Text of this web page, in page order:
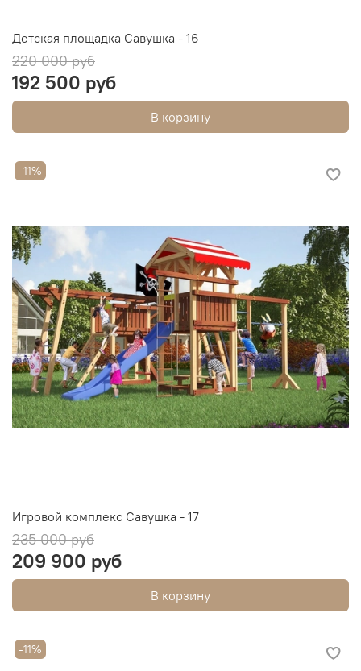
Детская площадка Савушка - 16
220 000 руб
192 500 руб
В корзину
-11%
Игровой комплекс Савушка - 17
235 000 руб
209 900 руб
В корзину
-11%